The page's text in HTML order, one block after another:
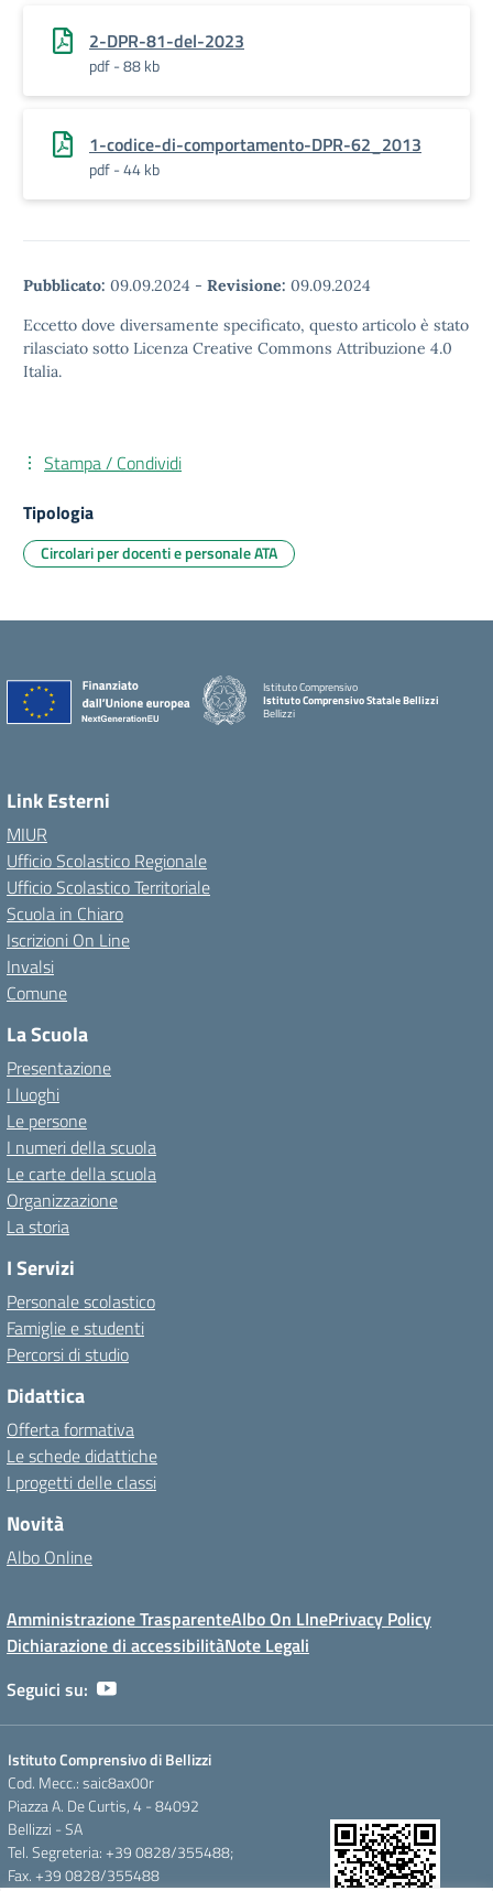
2-DPR-81-del-2023
pdf - 88 kb
1-codice-di-comportamento-DPR-62_2013
pdf - 44 kb
Pubblicato: 09.09.2024 - Revisione: 09.09.2024
Eccetto dove diversamente specificato, questo articolo è stato
rilasciato sotto Licenza Creative Commons Attribuzione 4.0
Italia.
Stampa / Condividi
Tipologia
Circolari per docenti e personale ATA
Istituto Comprensivo
Istituto Comprensivo Statale Bellizzi
Bellizzi
Link Esterni
MIUR
Ufficio Scolastico Regionale
Ufficio Scolastico Territoriale
Scuola in Chiaro
Iscrizioni On Line
Invalsi
Comune
La Scuola
Presentazione
I luoghi
Le persone
I numeri della scuola
Le carte della scuola
Organizzazione
La storia
I Servizi
Personale scolastico
Famiglie e studenti
Percorsi di studio
Didattica
Offerta formativa
Le schede didattiche
I progetti delle classi
Novità
Albo Online
Amministrazione TrasparenteAlbo On LInePrivacy Policy
Dichiarazione di accessibilitàNote Legali
Seguici su:
Istituto Comprensivo di Bellizzi
Cod. Mecc.: saic8ax00r
Piazza A. De Curtis, 4 - 84092
Bellizzi - SA
Tel. Segreteria: +39 0828/355488;
Fax. +39 0828/355488